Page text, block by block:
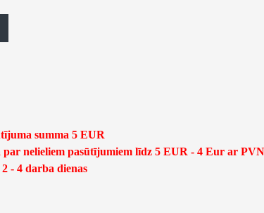
summa 5 EUR
par nelieliem pasūtījumiem līdz 5 EUR - 4 Eur ar PVN
- 4 darba dienas